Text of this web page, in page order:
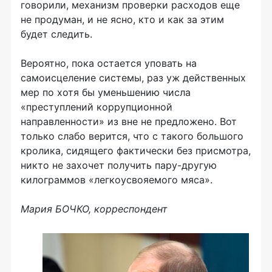
говорили, механизм проверки расходов еще
не продуман, и не ясно, кто и как за этим
будет следить.
Вероятно, пока остается уповать на
самоисцеление системы, раз уж действенных
мер по хотя бы уменьшению числа
«преступлений коррупционной
направленности» из вне не предложено. Вот
только слабо верится, что с такого большого
кролика, сидящего фактически без присмотра,
никто не захочет получить пару-другую
килограммов «легкоусвояемого мяса».
Мария БОЧКО, корреспондент